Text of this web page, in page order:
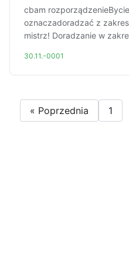
cbam
oznaczadoradzać z
mistrz! Doradzanie w
30.11.-0001
« Poprzednia 1